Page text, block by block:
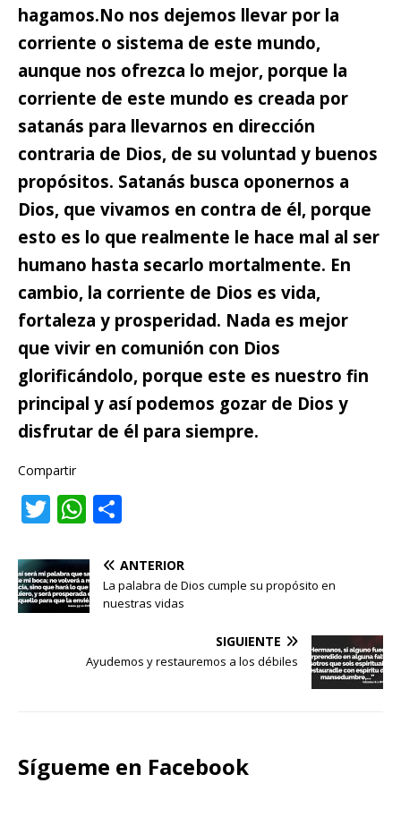
hagamos.No nos dejemos llevar por la
corriente o sistema de este mundo,
aunque nos ofrezca lo mejor, porque la
corriente de este mundo es creada por
satanás para llevarnos en dirección
contraria de Dios, de su voluntad y buenos
propósitos. Satanás busca oponernos a
Dios, que vivamos en contra de él, porque
esto es lo que realmente le hace mal al ser
humano hasta secarlo mortalmente. En
cambio, la corriente de Dios es vida,
fortaleza y prosperidad. Nada es mejor
que vivir en comunión con Dios
glorificándolo, porque este es nuestro fin
principal y así podemos gozar de Dios y
disfrutar de él para siempre.
Compartir
T
it
te
r
W
at
s
A
p
p
m
p
ti
ANTERIOR
La palabra de Dios cumple su propósito en
nuestras vidas
SIGUIENTE
Ayudemos y restauremos a los débiles
Sígueme en Facebook